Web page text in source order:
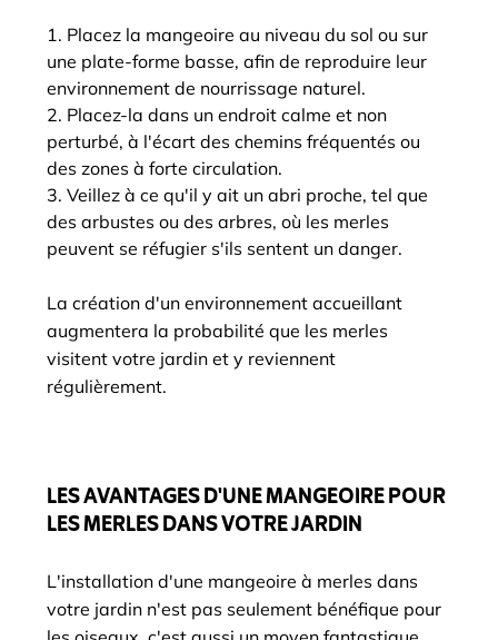
Placez la mangeoire au niveau du sol ou sur
une plate-forme basse, afin de reproduire leur
environnement de nourrissage naturel.
Placez-la dans un endroit calme et non
perturbé, à l'écart des chemins fréquentés ou
des zones à forte circulation.
Veillez à ce qu'il y ait un abri proche, tel que
des arbustes ou des arbres, où les merles
peuvent se réfugier s'ils sentent un danger.
La création d'un environnement accueillant
augmentera la probabilité que les merles
visitent votre jardin et y reviennent
régulièrement.
LES AVANTAGES D'UNE MANGEOIRE POUR
LES MERLES DANS VOTRE JARDIN
L'installation d'une mangeoire à merles dans
votre jardin n'est pas seulement bénéfique pour